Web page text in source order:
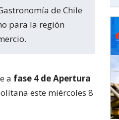
para la región
a fase 4 de Apertura
este miércoles 8